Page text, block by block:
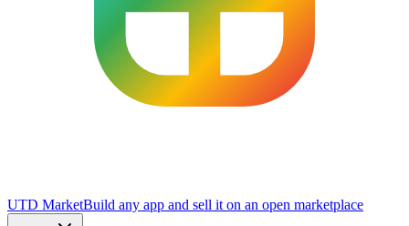
UTD MarketBuild any app and sell it on an open marketplace